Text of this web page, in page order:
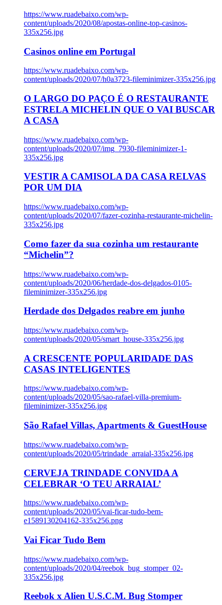
https://www.ruadebaixo.com/wp-
content/uploads/2020/08/apostas-online-top-casinos-
335x256.jpg
Casinos online em Portugal
https://www.ruadebaixo.com/wp-
content/uploads/2020/07/h0a3723-fileminimizer-335x256.jpg
O LARGO DO PAÇO É O RESTAURANTE
ESTRELA MICHELIN QUE O VAI BUSCAR
A CASA
https://www.ruadebaixo.com/wp-
content/uploads/2020/07/img_7930-fileminimizer-1-
335x256.jpg
VESTIR A CAMISOLA DA CASA RELVAS
POR UM DIA
https://www.ruadebaixo.com/wp-
content/uploads/2020/07/fazer-cozinha-restaurante-michelin-
335x256.jpg
Como fazer da sua cozinha um restaurante
“Michelin”?
https://www.ruadebaixo.com/wp-
content/uploads/2020/06/herdade-dos-delgados-0105-
fileminimizer-335x256.jpg
Herdade dos Delgados reabre em junho
https://www.ruadebaixo.com/wp-
content/uploads/2020/05/smart_house-335x256.jpg
A CRESCENTE POPULARIDADE DAS
CASAS INTELIGENTES
https://www.ruadebaixo.com/wp-
content/uploads/2020/05/sao-rafael-villa-premium-
fileminimizer-335x256.jpg
São Rafael Villas, Apartments & GuestHouse
https://www.ruadebaixo.com/wp-
content/uploads/2020/05/trindade_arraial-335x256.jpg
CERVEJA TRINDADE CONVIDA A
CELEBRAR ‘O TEU ARRAIAL’
https://www.ruadebaixo.com/wp-
content/uploads/2020/05/vai-ficar-tudo-bem-
e1589130204162-335x256.png
Vai Ficar Tudo Bem
https://www.ruadebaixo.com/wp-
content/uploads/2020/04/reebok_bug_stomper_02-
335x256.jpg
Reebok x Alien U.S.C.M. Bug Stomper